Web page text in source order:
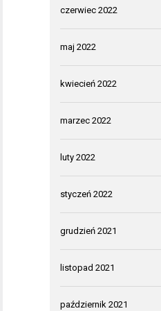
czerwiec 2022
maj 2022
kwiecień 2022
marzec 2022
luty 2022
styczeń 2022
grudzień 2021
listopad 2021
październik 2021